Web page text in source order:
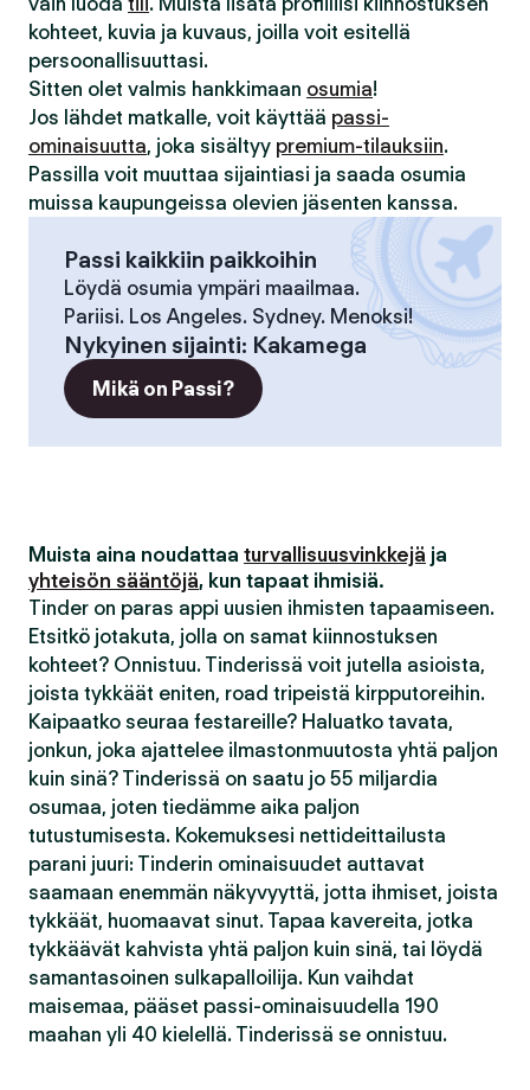
kohteet, kuvia ja kuvaus, joilla voit esitellä
persoonallisuuttasi.
Sitten olet valmis hankkimaan osumia!
Jos lähdet matkalle, voit käyttää passi-
ominaisuutta, joka sisältyy premium-tilauksiin.
Passilla voit muuttaa sijaintiasi ja saada osumia
muissa kaupungeissa olevien jäsenten kanssa.
Passi kaikkiin paikkoihin
Löydä osumia ympäri maailmaa.
Pariisi. Los Angeles. Sydney. Menoksi!
Nykyinen sijainti: Kakamega
Mikä on Passi?
Muista aina noudattaa turvallisuusvinkkejä ja
yhteisön sääntöjä, kun tapaat ihmisiä.
Tinder on paras appi uusien ihmisten tapaamiseen.
Etsitkö jotakuta, jolla on samat kiinnostuksen
kohteet? Onnistuu. Tinderissä voit jutella asioista,
joista tykkäät eniten, road tripeistä kirpputoreihin.
Kaipaatko seuraa festareille? Haluatko tavata,
jonkun, joka ajattelee ilmastonmuutosta yhtä paljon
kuin sinä? Tinderissä on saatu jo 55 miljardia
osumaa, joten tiedämme aika paljon
tutustumisesta. Kokemuksesi nettideittailusta
parani juuri: Tinderin ominaisuudet auttavat
saamaan enemmän näkyvyyttä, jotta ihmiset, joista
tykkäät, huomaavat sinut. Tapaa kavereita, jotka
tykkäävät kahvista yhtä paljon kuin sinä, tai löydä
samantasoinen sulkapalloilija. Kun vaihdat
maisemaa, pääset passi-ominaisuudella 190
maahan yli 40 kielellä. Tinderissä se onnistuu.